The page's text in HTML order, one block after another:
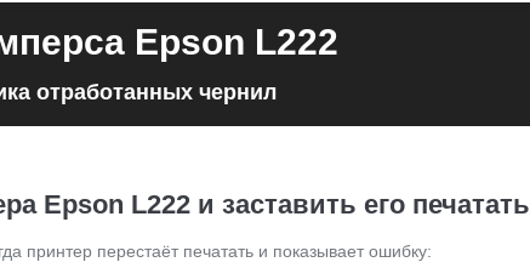
Epson L222
отработанных чернил
Epson L222 и заставить его печатать
принтер перестаёт печатать и показывает ошибку: